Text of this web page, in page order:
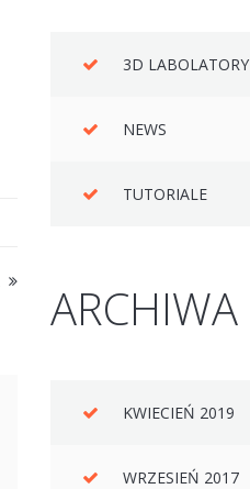
3D LABOLATORY
NEWS
TUTORIALE
ARCHIWA
KWIECIEŃ 2019
WRZESIEŃ 2017